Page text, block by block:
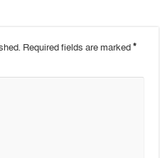
Required fields are marked*